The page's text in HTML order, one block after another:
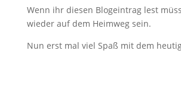
Wenn ihr diesen Blogeintrag lest
wieder auf dem Heimweg sein.
Nun erst mal viel Spaß mit dem